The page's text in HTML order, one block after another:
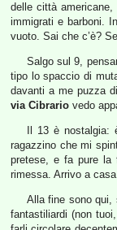
delle città
immigrati e barboni.
vuoto. Sai che c’è?
Salgo sul 9,
tipo lo spaccio di
davanti a me puzza
via Cibrario vedo
Il 13 è
ragazzino che mi
pretese, e fa pure la
rimessa. Arrivo a
Alla fine sono qui,
fantastiliardi (non